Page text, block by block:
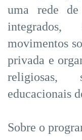
uma rede de
integrados,
movimentos
privada e
religiosas,
educacionais
Sobre o